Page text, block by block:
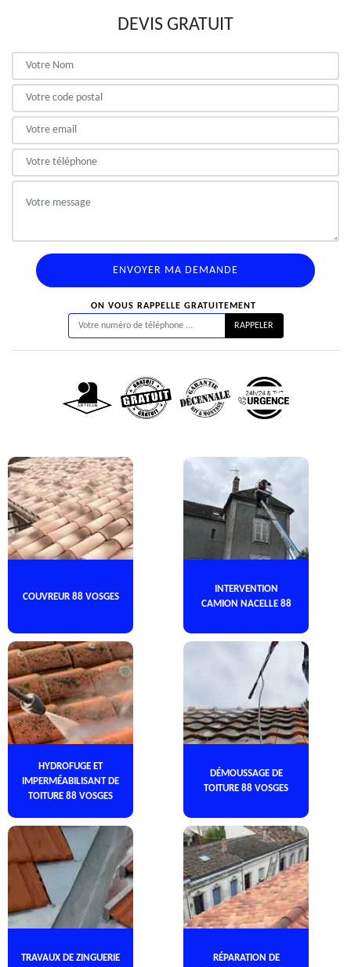
DEVIS GRATUIT
ON VOUS RAPPELLE GRATUITEMENT
COUVREUR 88 VOSGES
INTERVENTION
CAMION NACELLE 88
HYDROFUGE ET
IMPERMÉABILISANT DE
TOITURE 88 VOSGES
DÉMOUSSAGE DE
TOITURE 88 VOSGES
TRAVAUX DE ZINGUERIE
RÉPARATION DE